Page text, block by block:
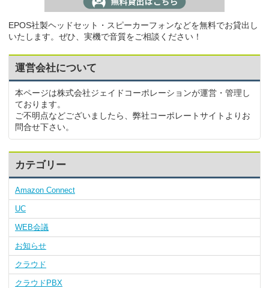
EPOS社製ヘッドセット・スピーカーフォンなどを無料でお貸出し
いたします。ぜひ、実機で音質をご相談ください！
運営会社について
本ページは株式会社ジェイドコーポレーションが運営・管理し
ております。
ご不明点などございましたら、弊社コーポレートサイトよりお
問合せ下さい。
カテゴリー
Amazon Connect
UC
WEB会議
お知らせ
クラウド
クラウドPBX